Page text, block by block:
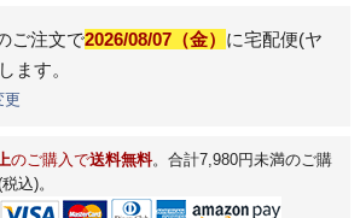
ご注文で2026/08/07（金） に宅配便(ヤ
ます。
更
のご購入で送料無料。合計7,980円未満のご購
込)。